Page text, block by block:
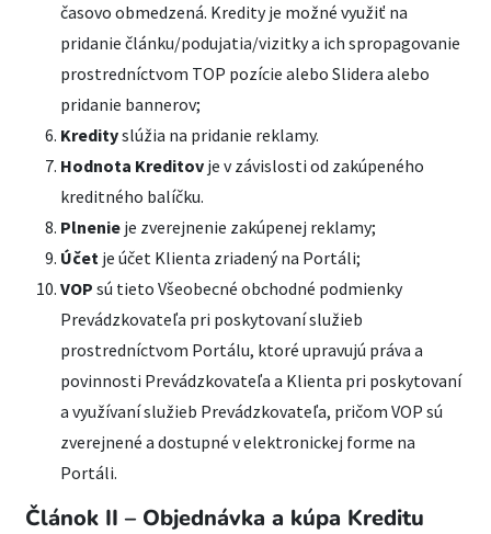
časovo obmedzená. Kredity je možné využiť na
pridanie článku/podujatia/vizitky a ich spropagovanie
prostredníctvom TOP pozície alebo Slidera alebo
pridanie bannerov;
Kredityslúžia na pridanie reklamy.
Hodnota Kreditov je v závislosti od zakúpeného
kreditného balíčku.
Plnenie je zverejnenie zakúpenej reklamy;
Účet je účet Klienta zriadený na Portáli;
VOP sú tieto Všeobecné obchodné podmienky
Prevádzkovateľa pri poskytovaní služieb
prostredníctvom Portálu, ktoré upravujú práva a
povinnosti Prevádzkovateľa a Klienta pri poskytovaní
a využívaní služieb Prevádzkovateľa, pričom VOP sú
zverejnené a dostupné v elektronickej forme na
Portáli.
Článok II – Objednávka a kúpa Kreditu